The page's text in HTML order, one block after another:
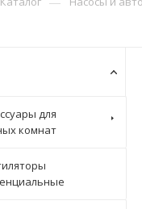
для
комнат